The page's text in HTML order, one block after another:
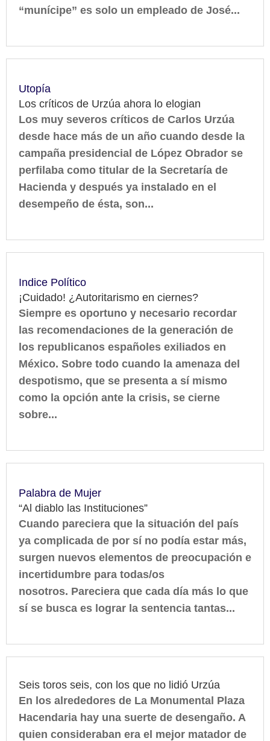
“munícipe” es solo un empleado de José...
Utopía
Los críticos de Urzúa ahora lo elogian
Los muy severos críticos de Carlos Urzúa
desde hace más de un año cuando desde la
campaña presidencial de López Obrador se
perfilaba como titular de la Secretaría de
Hacienda y después ya instalado en el
desempeño de ésta, son...
Indice Político
¡Cuidado! ¿Autoritarismo en ciernes?
Siempre es oportuno y necesario recordar
las recomendaciones de la generación de
los republicanos españoles exiliados en
México. Sobre todo cuando la amenaza del
despotismo, que se presenta a sí mismo
como la opción ante la crisis, se cierne
sobre...
Palabra de Mujer
“Al diablo las Instituciones”
Cuando pareciera que la situación del país
ya complicada de por sí no podía estar más,
surgen nuevos elementos de preocupación e
incertidumbre para todas/os
nosotros. Pareciera que cada día más lo que
sí se busca es lograr la sentencia tantas...
Seis toros seis, con los que no lidió Urzúa
En los alrededores de La Monumental Plaza
Hacendaria hay una suerte de desengaño. A
quien consideraban era el mejor matador de